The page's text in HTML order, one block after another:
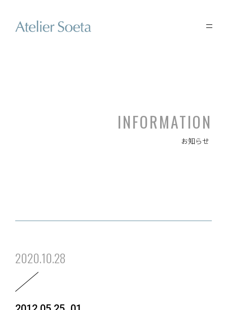
INFORMATION
お知らせ
2020.10.28